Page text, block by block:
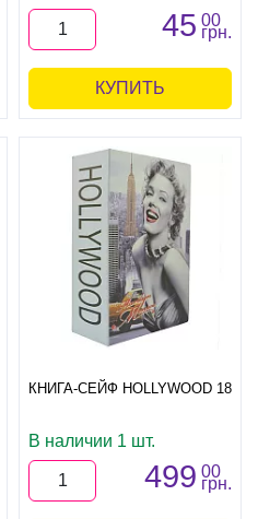
45 00
грн.
КУПИТЬ
КНИГА-СЕЙФ HOLLYWOOD 18
В наличии 1 шт.
499 00
грн.